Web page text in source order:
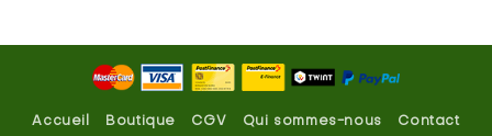
Accueil Boutique CGV Qui sommes-nous Contact